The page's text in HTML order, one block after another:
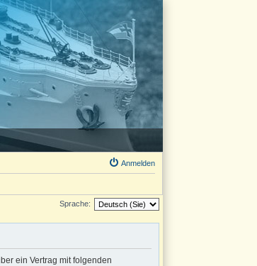
Anmelden
Sprache:
ein Vertrag mit folgenden